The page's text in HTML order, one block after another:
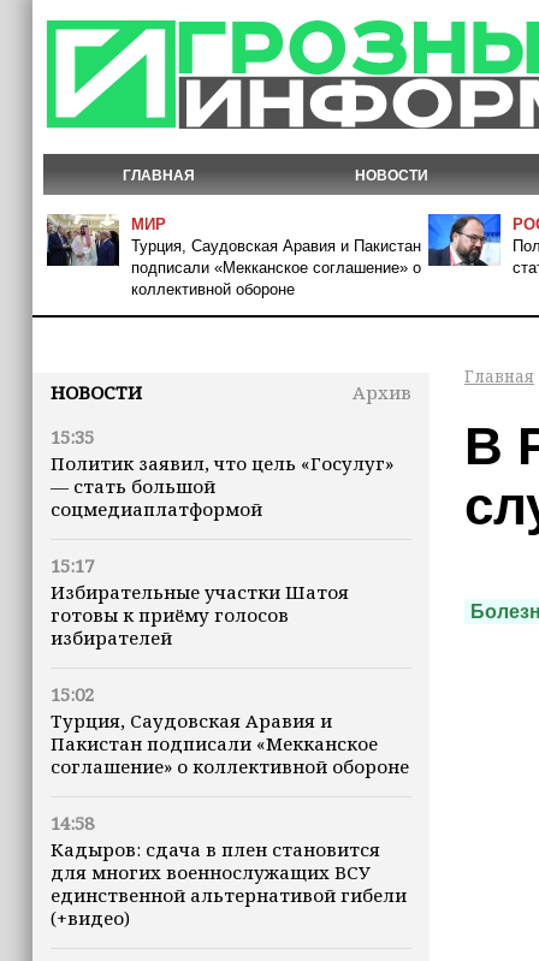
ГЛАВНАЯ НОВОСТИ
МИР
Турция, Саудовская Аравия и Пакистан
подписали «Мекканское соглашение» о
коллективной обороне
НОВОСТИ
Архив
15:35
Политик заявил, что цель «Госулуг»
— стать большой
соцмедиаплатформой
15:17
Избирательные участки Шатоя
готовы к приёму голосов
избирателей
15:02
Турция, Саудовская Аравия и
Пакистан подписали «Мекканское
соглашение» о коллективной обороне
14:58
Кадыров: сдача в плен становится
для многих военнослужащих ВСУ
единственной альтернативой гибели
(+видео)
Главная
В